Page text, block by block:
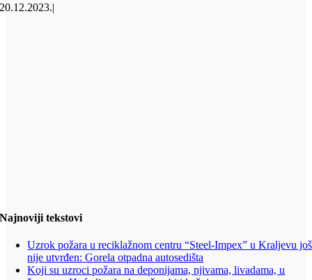
20.12.2023.|
Najnoviji tekstovi
Uzrok požara u reciklažnom centru “Steel-Impex” u Kraljevu još
nije utvrđen: Gorela otpadna autosedišta
Koji su uzroci požara na deponijama, njivama, livadama, u